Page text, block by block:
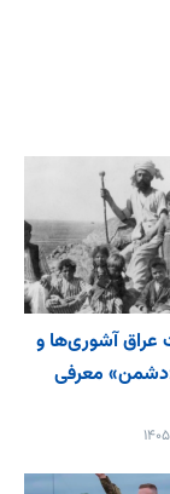
عراق آشوری‌ها و
معرفی